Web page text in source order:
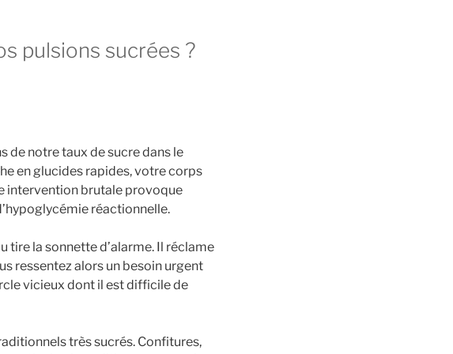
pulsions sucrées ?
de notre taux de sucre dans le
en glucides rapides, votre corps
intervention brutale provoque
réactionnelle.
tire la sonnette d’alarme. Il réclame
ressentez alors un besoin urgent
vicieux dont il est difficile de
très sucrés. Confitures,